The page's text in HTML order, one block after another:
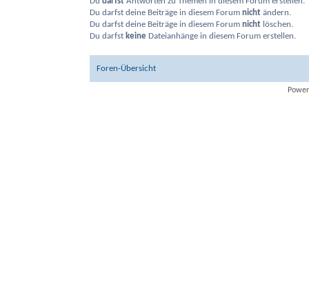
Du darfst deine Beiträge in diesem Forum nicht ändern.
Du darfst deine Beiträge in diesem Forum nicht löschen.
Du darfst keine Dateianhänge in diesem Forum erstellen.
Foren-Übersicht